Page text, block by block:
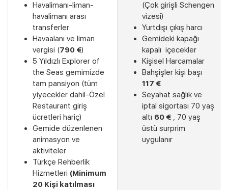
Havalimanı-liman-
havalimanı arası
transferler
Havaalanı ve liman
vergisi (790 €)
5 Yıldızlı Explorer of
the Seas gemimizde
tam pansiyon (tüm
yiyecekler dahil-Özel
Restaurant giriş
ücretleri hariç)
Gemide düzenlenen
animasyon ve
aktiviteler
Türkçe Rehberlik
Hizmetleri (Minimum
20 Kişi katılması
(Çok girişli Schengen
vizesi)
Yurtdışı çıkış harcı
Gemideki kapağı
kapalı içecekler
Kişisel Harcamalar
Bahşişler kişi başı
117 €
Seyahat sağlık ve
iptal sigortası 70 yaş
altı 60 € , 70 yaş
üstü surprim
uygulanır